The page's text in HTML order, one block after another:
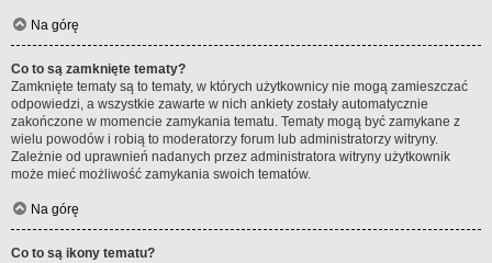
Na górę
Co to są zamknięte tematy?
Zamknięte tematy są to tematy, w których użytkownicy nie mogą zamieszczać
odpowiedzi, a wszystkie zawarte w nich ankiety zostały automatycznie
zakończone w momencie zamykania tematu. Tematy mogą być zamykane z
wielu powodów i robią to moderatorzy forum lub administratorzy witryny.
Zależnie od uprawnień nadanych przez administratora witryny użytkownik
może mieć możliwość zamykania swoich tematów.
Na górę
Co to są ikony tematu?